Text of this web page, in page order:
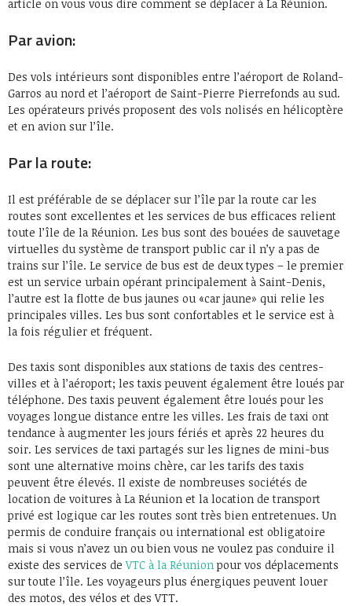
article on vous vous dire comment se déplacer à La Réunion.
Par avion:
Des vols intérieurs sont disponibles entre l’aéroport de Roland-
Garros au nord et l’aéroport de Saint-Pierre Pierrefonds au sud.
Les opérateurs privés proposent des vols nolisés en hélicoptère
et en avion sur l’île.
Par la route:
Il est préférable de se déplacer sur l’île par la route car les
routes sont excellentes et les services de bus efficaces relient
toute l’île de la Réunion. Les bus sont des bouées de sauvetage
virtuelles du système de transport public car il n’y a pas de
trains sur l’île. Le service de bus est de deux types – le premier
est un service urbain opérant principalement à Saint-Denis,
l’autre est la flotte de bus jaunes ou «car jaune» qui relie les
principales villes. Les bus sont confortables et le service est à
la fois régulier et fréquent.
Des taxis sont disponibles aux stations de taxis des centres-
villes et à l’aéroport; les taxis peuvent également être loués par
téléphone. Des taxis peuvent également être loués pour les
voyages longue distance entre les villes. Les frais de taxi ont
tendance à augmenter les jours fériés et après 22 heures du
soir. Les services de taxi partagés sur les lignes de mini-bus
sont une alternative moins chère, car les tarifs des taxis
peuvent être élevés. Il existe de nombreuses sociétés de
location de voitures à La Réunion et la location de transport
privé est logique car les routes sont très bien entretenues. Un
permis de conduire français ou international est obligatoire
mais si vous n’avez un ou bien vous ne voulez pas conduire il
existe des services deVTC à la Réunion pour vos déplacements
sur toute l’île. Les voyageurs plus énergiques peuvent louer
des motos, des vélos et des VTT.